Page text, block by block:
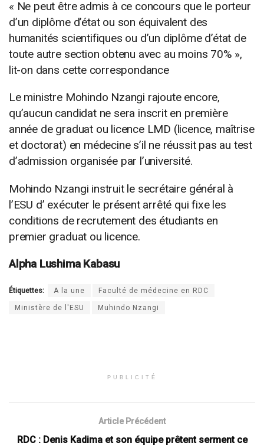
« Ne peut être admis à ce concours que le porteur
d’un diplôme d’état ou son équivalent des
humanités scientifiques ou d’un diplôme d’état de
toute autre section obtenu avec au moins 70% »,
lit-on dans cette correspondance
Le ministre Mohindo Nzangi rajoute encore,
qu’aucun candidat ne sera inscrit en première
année de graduat ou licence LMD (licence, maîtrise
et doctorat) en médecine s’il ne réussit pas au test
d’admission organisée par l’université.
Mohindo Nzangi instruit le secrétaire général à
l’ESU d’ exécuter le présent arrêté qui fixe les
conditions de recrutement des étudiants en
premier graduat ou licence.
Alpha Lushima Kabasu
Étiquettes: A la une Faculté de médecine en RDC
Ministère de l'ESU Muhindo Nzangi
PUBLICITÉ
Article Précédent
RDC : Denis Kadima et son équipe prêtent serment ce